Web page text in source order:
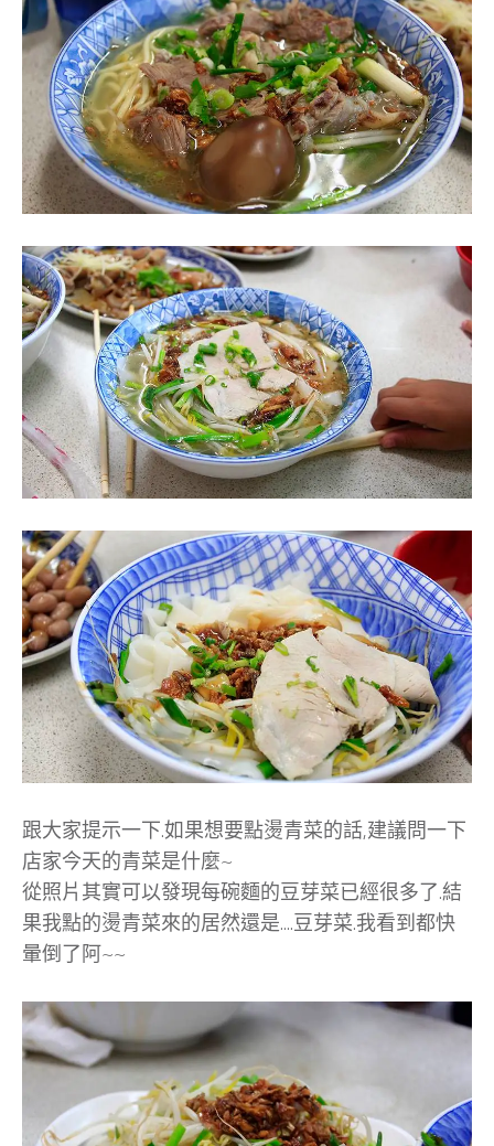
跟大家提示一下.如果想要點燙青菜的話,建議問一下
店家今天的青菜是什麼~
從照片其實可以發現每碗麵的豆芽菜已經很多了.結
果我點的燙青菜來的居然還是….豆芽菜.我看到都快
暈倒了阿~~